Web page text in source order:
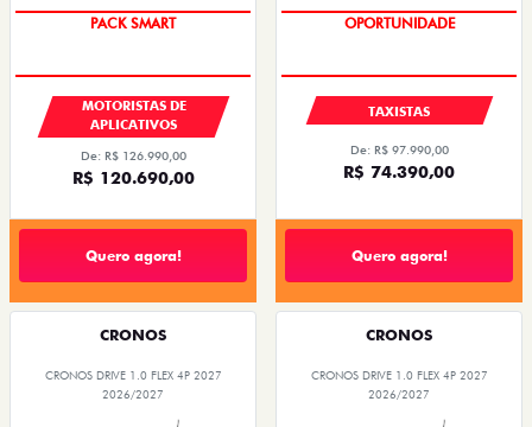
PACK SMART
MOTORISTAS DE
APLICATIVOS
De: R$ 126.990,00
R$ 120.690,00
Quero agora!
OPORTUNIDADE
TAXISTAS
De: R$ 97.990,00
R$ 74.390,00
Quero agora!
CRONOS
CRONOS DRIVE 1.0 FLEX 4P 2027
2026/2027
CRONOS
CRONOS DRIVE 1.0 FLEX 4P 2027
2026/2027